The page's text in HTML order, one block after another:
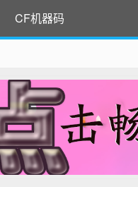
CF机器码